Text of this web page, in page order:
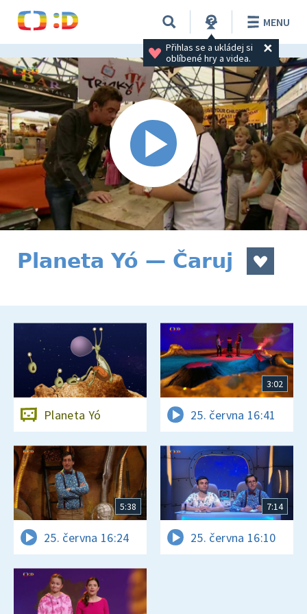
Přihlas se a ukládej si
oblíbené hry a videa.
MENU
Planeta Yó — Čaruj
Planeta Yó
3:02
25. června 16:41
5:38
25. června 16:24
7:14
25. června 16:10